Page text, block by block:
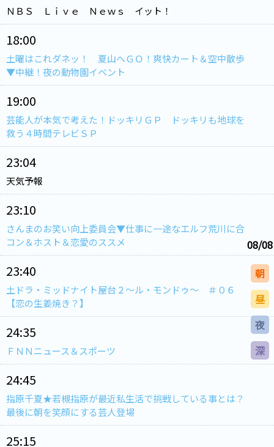
ＮＢＳ Ｌｉｖｅ Ｎｅｗｓ イット！
18:00
土曜はこれダネッ！ 夏山へＧＯ！爽快カート＆空中散歩
▼中継！夜の動物園イベント
19:00
芸能人が本気で考えた！ドッキリＧＰ ドッキリも地球を
救う４時間テレビＳＰ
23:04
天気予報
23:10
さんまのお笑い向上委員会▼仕事に一途なエルフ荒川に合
コン＆ホスト＆恋愛のススメ
23:40
土ドラ・ミッドナイト屋台２～ル・モンドゥ～ ＃０６
【恋の生姜焼き？】
24:35
ＦＮＮニュース＆スポーツ
24:45
指原千夏★若槻指原が最近私生活で挑戦している事とは？
最後に朝を笑顔にする芸人登場
25:15
08/08
朝
昼
夜
深